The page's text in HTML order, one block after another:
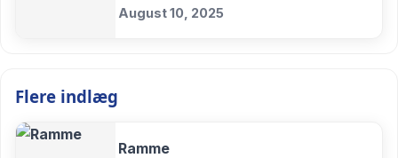
August 10, 2025
Flere indlæg
Ramme